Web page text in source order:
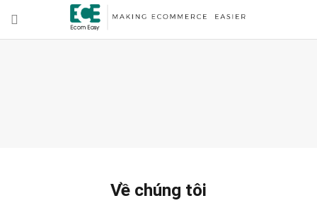
Về chúng tôi